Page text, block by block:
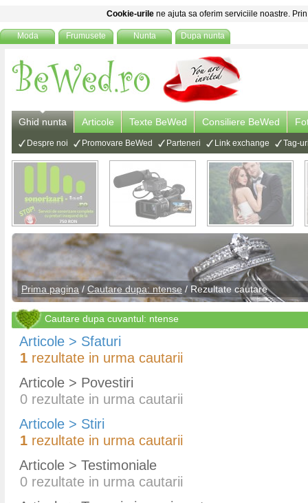
Cookie-urile ne ajuta sa oferim serviciile noastre.
Moda Frumusete Nunta Dupa nunta
Ghid nunta Articole Texte BeWed Consiliere BeWed
Despre noi Promovare BeWed Parteneri Link exchange Tag-
Prima pagina / Cautare dupa: ntense / Rezultate cautare
Cautare dupa cuvantul: ntense
Articole > Sfaturi
1 rezultate in urma cautarii
Articole > Povestiri
0 rezultate in urma cautarii
Articole > Stiri
1 rezultate in urma cautarii
Articole > Testimoniale
0 rezultate in urma cautarii